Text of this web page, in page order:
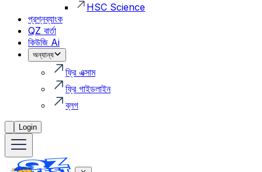
HSC Science
প্রশ্নব্যাংক
QZ বার্তা
কিউজি Ai
অন্যান্য
ফ্রি এক্সাম
ফ্রি গাইডলাইন
ব্লগ
Login